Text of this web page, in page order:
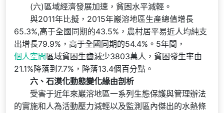
(六)區域經濟發展加速，貧困水平減輕。
與2011年比擬，2015年巖溶地區生產總值增長
65.3%,高于全國同期的43.5%，農村居平易近人均純支
出增長79.9%，高于全國同期的54.4%。5年間，
個人空間區域貧困生齒減少3803萬人，貧困發生率由
21.1%降落到7.7%，降落13.4個百分點。
六、石漠化動態變化緣由剖析
受害于近年來巖溶地區一系列生態保護與管理辦法
的實施和人為活動壓力減輕以及監測區內傑出的水熱條